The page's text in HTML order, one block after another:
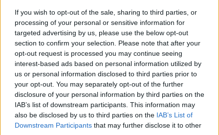
If you wish to opt-out of the sale, sharing to third parties, or
processing of your personal or sensitive information for
targeted advertising by us, please use the below opt-out
section to confirm your selection. Please note that after your
opt-out request is processed you may continue seeing
interest-based ads based on personal information utilized by
us or personal information disclosed to third parties prior to
your opt-out. You may separately opt-out of the further
disclosure of your personal information by third parties on the
IAB’s list of downstream participants. This information may
also be disclosed by us to third parties on the IAB’s List of
Downstream Participants that may further disclose it to other